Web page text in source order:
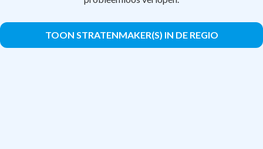
TOON STRATENMAKER(S) IN DE REGIO